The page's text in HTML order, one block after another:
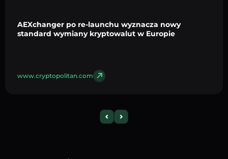
AEXchanger po re-launchu wyznacza nowy
standard wymiany kryptowalut w Europie
www.cryptopolitan.com